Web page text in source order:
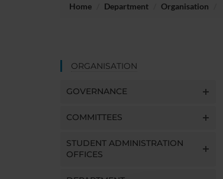
Home Department Organisation
ORGANISATION
GOVERNANCE
COMMITTEES
STUDENT ADMINISTRATION
OFFICES